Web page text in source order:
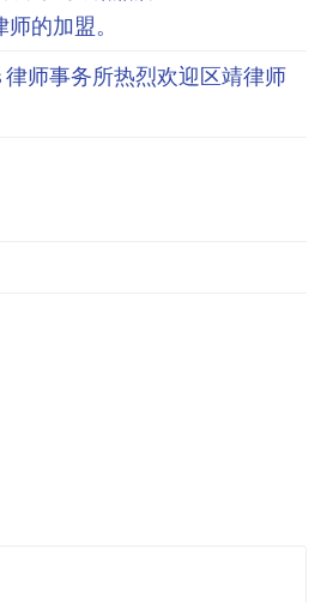
的加盟。
律师事务所热烈欢迎区靖律师